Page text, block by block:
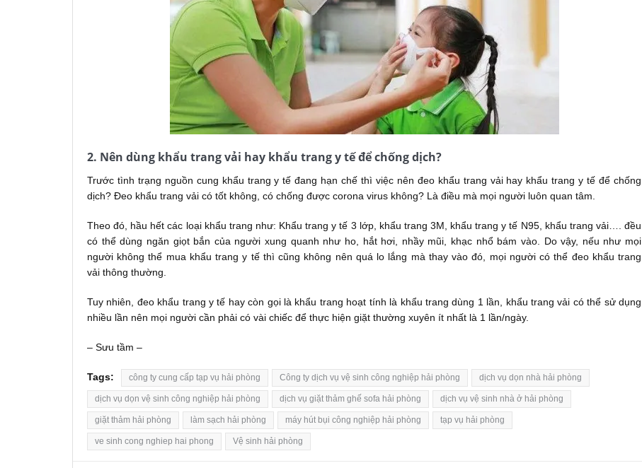
2. Nên dùng khẩu trang vải hay khẩu trang y tế để chống dịch?
Trước tình trạng nguồn cung khẩu trang y tế đang hạn chế thì việc nên đeo khẩu trang vải hay khẩu trang y tế để chống
dịch? Đeo khẩu trang vải có tốt không, có chống được corona virus không? Là điều mà mọi người luôn quan tâm.
Theo đó, hầu hết các loại khẩu trang như: Khẩu trang y tế 3 lớp, khẩu trang 3M, khẩu trang y tế N95, khẩu trang vải…. đều
có thể dùng ngăn giọt bắn của người xung quanh như ho, hắt hơi, nhầy mũi, khạc nhổ bám vào. Do vậy, nếu như mọi
người không thể mua khẩu trang y tế thì cũng không nên quá lo lắng mà thay vào đó, mọi người có thể đeo khẩu trang
vải thông thường.
Tuy nhiên, đeo khẩu trang y tế hay còn gọi là khẩu trang hoạt tính là khẩu trang dùng 1 lần, khẩu trang vải có thể sử dụng
nhiều lần nên mọi người cần phải có vài chiếc để thực hiện giặt thường xuyên ít nhất là 1 lần/ngày.
– Sưu tầm –
Tags: công ty cung cấp tạp vụ hải phòng Công ty dịch vụ vệ sinh công nghiệp hải phòng dịch vụ dọn nhà hải phòng
dịch vụ dọn vệ sinh công nghiệp hải phòng dịch vụ giặt thảm ghế sofa hải phòng dịch vụ vệ sinh nhà ở hải phòng
giặt thảm hải phòng làm sạch hải phòng máy hút bụi công nghiệp hải phòng tạp vụ hải phòng
ve sinh cong nghiep hai phong Vệ sinh hải phòng